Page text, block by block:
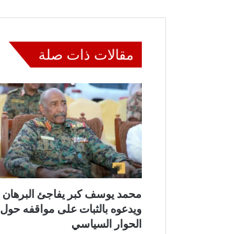
مقالات ذات صلة
محمد يوسف كبر يفاجئ البرهان
ويدعوه بالثبات على مواقفه حول
الحوار السياسي